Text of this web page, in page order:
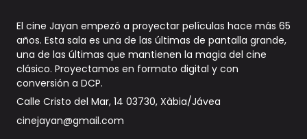
El cine Jayan empezó a proyectar películas hace más 65
años. Esta sala es una de las últimas de pantalla grande,
una de las últimas que mantienen la magia del cine
clásico. Proyectamos en formato digital y con
conversión a DCP.
Calle Cristo del Mar, 14 03730, Xàbia/Jávea
cinejayan@gmail.com